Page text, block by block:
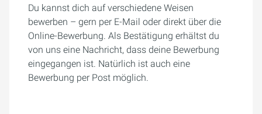
Du kannst dich auf verschiedene Weisen
bewerben – gern per E-Mail oder direkt über die
Online-Bewerbung. Als Bestätigung erhältst du
von uns eine Nachricht, dass deine Bewerbung
eingegangen ist. Natürlich ist auch eine
Bewerbung per Post möglich.